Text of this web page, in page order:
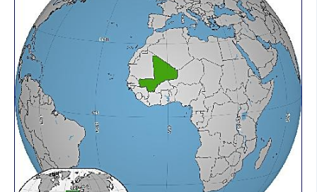
ROZHOVORY
TÉMATA
NEJČTENĚJŠÍ ZA 7 DNÍ
AUTOŘI
PŘÍSPĚVKY NA PROVOZ
SOCIÁLNÍ SÍTĚ